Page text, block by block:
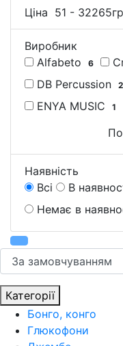
Ціна 51 - 32265
Виробник
Alfabeto
6
DB Percussion 2
ENYA MUSIC 1
Наявність
Всі
В
Немає в
Категорії
Бонго, конго
Глюкофони